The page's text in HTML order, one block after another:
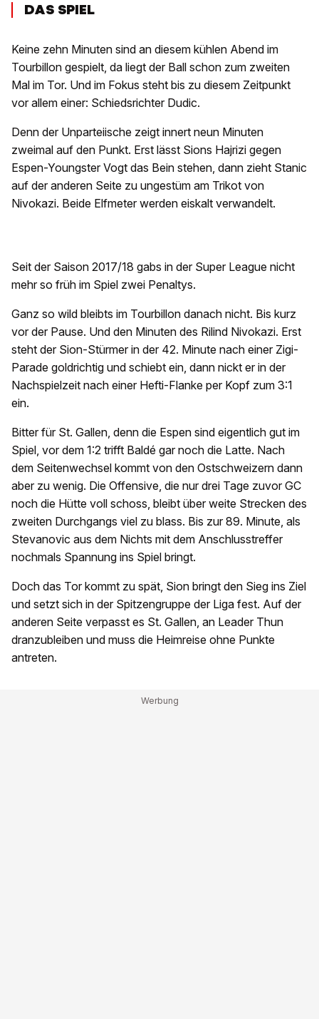
DAS SPIEL
Keine zehn Minuten sind an diesem kühlen Abend im
Tourbillon gespielt, da liegt der Ball schon zum zweiten
Mal im Tor. Und im Fokus steht bis zu diesem Zeitpunkt
vor allem einer: Schiedsrichter Dudic.
Denn der Unparteiische zeigt innert neun Minuten
zweimal auf den Punkt. Erst lässt Sions Hajrizi gegen
Espen-Youngster Vogt das Bein stehen, dann zieht Stanic
auf der anderen Seite zu ungestüm am Trikot von
Nivokazi. Beide Elfmeter werden eiskalt verwandelt.
Seit der Saison 2017/18 gabs in der Super League nicht
mehr so früh im Spiel zwei Penaltys.
Ganz so wild bleibts im Tourbillon danach nicht. Bis kurz
vor der Pause. Und den Minuten des Rilind Nivokazi. Erst
steht der Sion-Stürmer in der 42. Minute nach einer Zigi-
Parade goldrichtig und schiebt ein, dann nickt er in der
Nachspielzeit nach einer Hefti-Flanke per Kopf zum 3:1
ein.
Bitter für St. Gallen, denn die Espen sind eigentlich gut im
Spiel, vor dem 1:2 trifft Baldé gar noch die Latte. Nach
dem Seitenwechsel kommt von den Ostschweizern dann
aber zu wenig. Die Offensive, die nur drei Tage zuvor GC
noch die Hütte voll schoss, bleibt über weite Strecken des
zweiten Durchgangs viel zu blass. Bis zur 89. Minute, als
Stevanovic aus dem Nichts mit dem Anschlusstreffer
nochmals Spannung ins Spiel bringt.
Doch das Tor kommt zu spät, Sion bringt den Sieg ins Ziel
und setzt sich in der Spitzengruppe der Liga fest. Auf der
anderen Seite verpasst es St. Gallen, an Leader Thun
dranzubleiben und muss die Heimreise ohne Punkte
antreten.